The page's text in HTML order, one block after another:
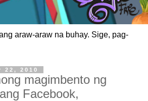
araw-araw na buhay. Sige, pag-
22, 2010
magimbento ng
Facebook,